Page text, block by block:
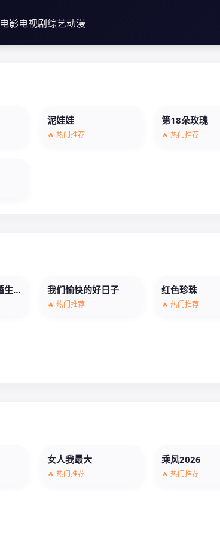
电影电视剧综艺动漫
泥娃娃
🔥 热门推荐
第18朵玫瑰
🔥 热门推荐
乔治和曼迪的头婚生活第二季 我们愉快的好日子
🔥 热门推荐
红色珍珠
🔥 热门推荐
女人我最大
🔥 热门推荐
乘风2026
🔥 热门推荐